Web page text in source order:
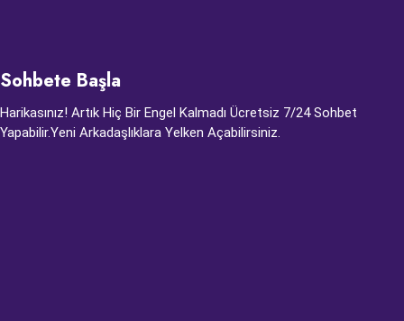
Sohbete Başla
Harikasınız! Artık Hiç Bir Engel Kalmadı Ücretsiz 7/24 Sohbet
Yapabilir.Yeni Arkadaşlıklara Yelken Açabilirsiniz.